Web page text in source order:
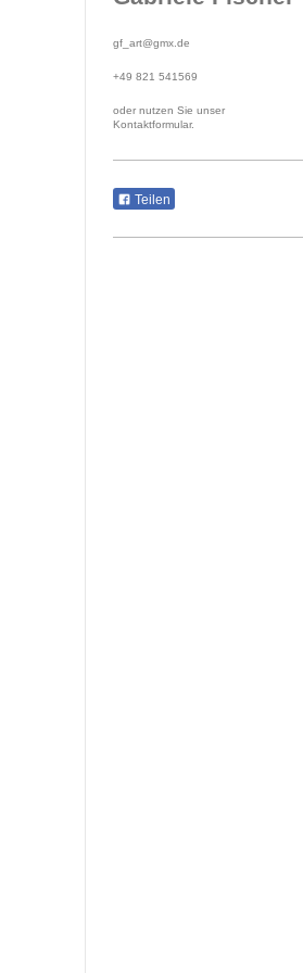
gf_art@gmx.de
+49 821 541569
oder nutzen Sie unser
Kontaktformular.
Teilen